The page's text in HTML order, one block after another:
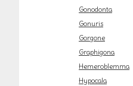
Gonodonta
Gonuris
Gorgone
Graphigona
Hemeroblemma
Hypocala